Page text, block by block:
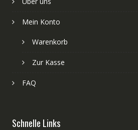
Mein Konto
Warenkorb
Zur Kasse
FAQ
Schnelle Links